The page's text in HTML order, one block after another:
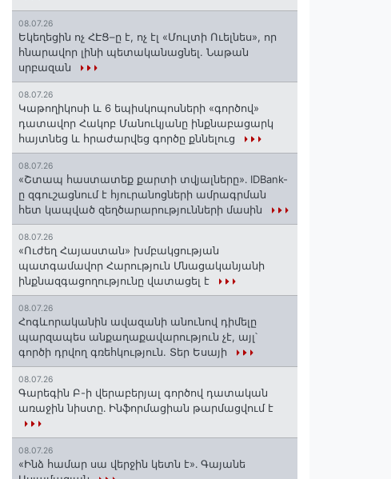
08.07.26
Եկեղեցին ոչ ՀԷՑ–ը է, ոչ էլ «Մուլտի Ուելնես», որ
հնարավոր լինի պետականացնել. Նաթան
սրբազան
08.07.26
️Կաթողիկոսի և 6 եպիսկոպոսների «գործով»
դատավոր Հակոբ Մանուկյանը ինքնաբացարկ
հայտնեց և հրաժարվեց գործը քննելուց
08.07.26
«Շտապ հաստատեք քարտի տվյալները»․ IDBank-
ը զգուշացնում է հյուրանոցների ամրագրման
հետ կապված զեղծարարությունների մասին
08.07.26
«Ուժեղ Հայաստան» խմբակցության
պատգամավոր Հարություն Մնացականյանի
ինքնազգացողությունը վատացել է
08.07.26
Հոգևորականին ավազանի անունով դիմելը
պարզապես անքաղաքավարություն չէ, այլ՝
գործի դրվող գռեհկություն. Տեր Եսայի
08.07.26
Գարեգին Բ-ի վերաբերյալ գործով դատական
առաջին նիստը․ Ինֆորմացիան թարմացվում է
08.07.26
«Ինձ համար սա վերջին կետն է»․ Գայանե